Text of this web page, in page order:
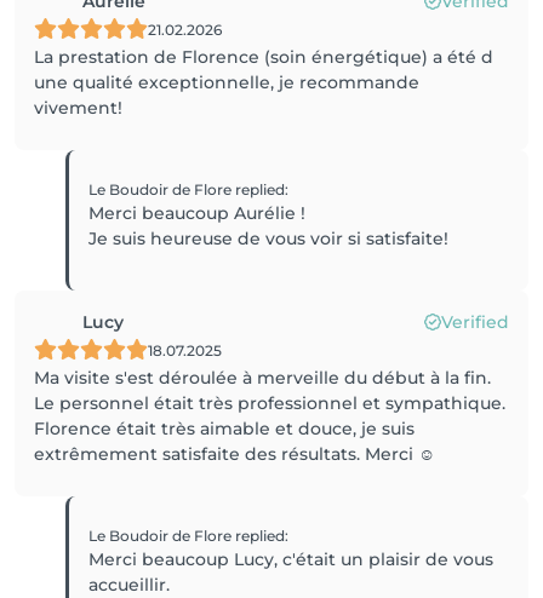
21.02.2026
La prestation de Florence (soin énergétique) a été d
une qualité exceptionnelle, je recommande
vivement!
Le Boudoir de Flore replied:
Merci beaucoup Aurélie !
Je suis heureuse de vous voir si satisfaite!
Lucy Verified
18.07.2025
Ma visite s'est déroulée à merveille du début à la fin.
Le personnel était très professionnel et sympathique.
Florence était très aimable et douce, je suis
extrêmement satisfaite des résultats. Merci ☺️
Le Boudoir de Flore replied:
Merci beaucoup Lucy, c'était un plaisir de vous
accueillir.